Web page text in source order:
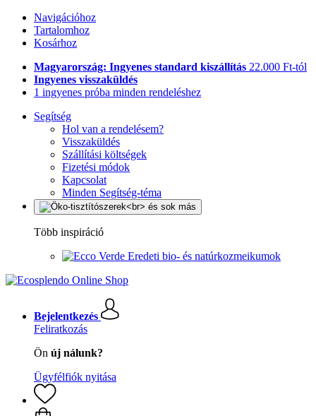
Navigációhoz
Tartalomhoz
Kosárhoz
Magyarország: Ingyenes standard kiszállítás 22.000 Ft-tól
Ingyenes visszaküldés
1 ingyenes próba minden rendeléshez
Segítség
Hol van a rendelésem?
Visszaküldés
Szállítási költségek
Fizetési módok
Kapcsolat
Minden Segítség-téma
Több inspiráció
Eredeti bio- és natúrkozmeikumok
Bejelentkezés
Feliratkozás
Ön új nálunk?
Ügyfélfiók nyitása